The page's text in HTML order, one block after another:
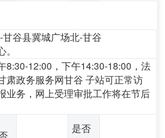
谷县冀城广场北-甘谷
8:30-12:00，下午14:30-18:00，法
肃政务服务网甘谷 子站可正常访
业务，网上受理审批工作将在节后
是否